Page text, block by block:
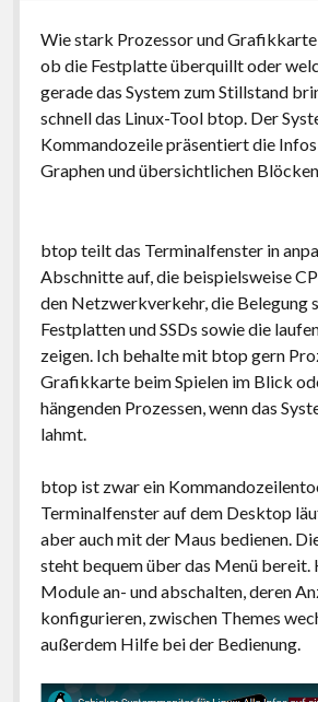
Wie stark Prozessor und Grafikkarte
ob die Festplatte überquillt oder
gerade das System zum Stillstand
schnell das Linux-Tool btop. Der
Kommandozeile präsentiert die
Graphen und übersichtlichen Blöcken.
btop teilt das Terminalfenster in
Abschnitte auf, die beispielsweise
den Netzwerkverkehr, die Belegung
Festplatten und SSDs sowie die
zeigen. Ich behalte mit btop gern
Grafikkarte beim Spielen im Blick
hängenden Prozessen, wenn das
lahmt.
btop ist zwar ein
Terminalfenster auf dem Desktop
aber auch mit der Maus bedienen.
steht bequem über das Menü bereit.
Module an- und abschalten, deren
konfigurieren, zwischen Themes
außerdem Hilfe bei der Bedienung.